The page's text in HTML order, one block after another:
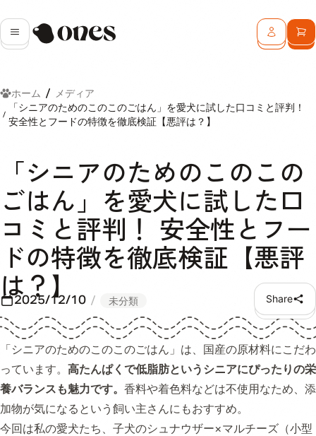
メニューOnes ログインカ
ホーム
メディア
「シニアのためのこのこのごはん」を愛犬に試した口コミと評判！
安全性とフードの特徴を徹底検証【悪評は？】
「シニアのためのこのこの
ごはん」を愛犬に試した口
コミと評判！ 安全性とフー
ドの特徴を徹底検証【悪評
は？】
2025/12/10 未分類 Share
「シニアのためのこのこのごはん」は、国産の原材料にこだわ
っています。 高たんぱくで低脂肪というシニアにぴったりの栄
養バランスも魅力です。 香料や着色料などは不使用なため、添
加物が気になるという飼い主さんにもおすすめ。
今回は私の愛犬たち、子犬のシュナウザー×マルチーズ（小型